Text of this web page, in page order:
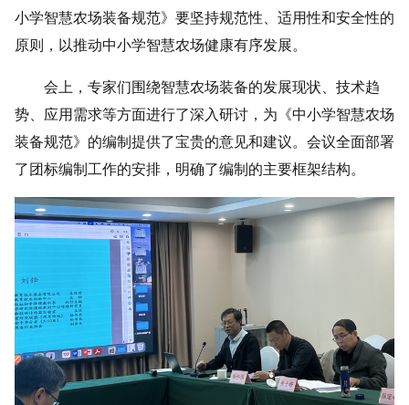
小学智慧农场装备规范》要坚持规范性、适用性和安全性的
原则，以推动中小学智慧农场健康有序发展。
会上，专家们围绕智慧农场装备的发展现状、技术趋
势、应用需求等方面进行了深入研讨，为《中小学智慧农场
装备规范》的编制提供了宝贵的意见和建议。会议全面部署
了团标编制工作的安排，明确了编制的主要框架结构。